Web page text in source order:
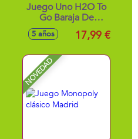
Juego Uno H2O To
Go Baraja De
Cartas Resistente Al
Agua
5 años 17,99 €
NOVEDAD